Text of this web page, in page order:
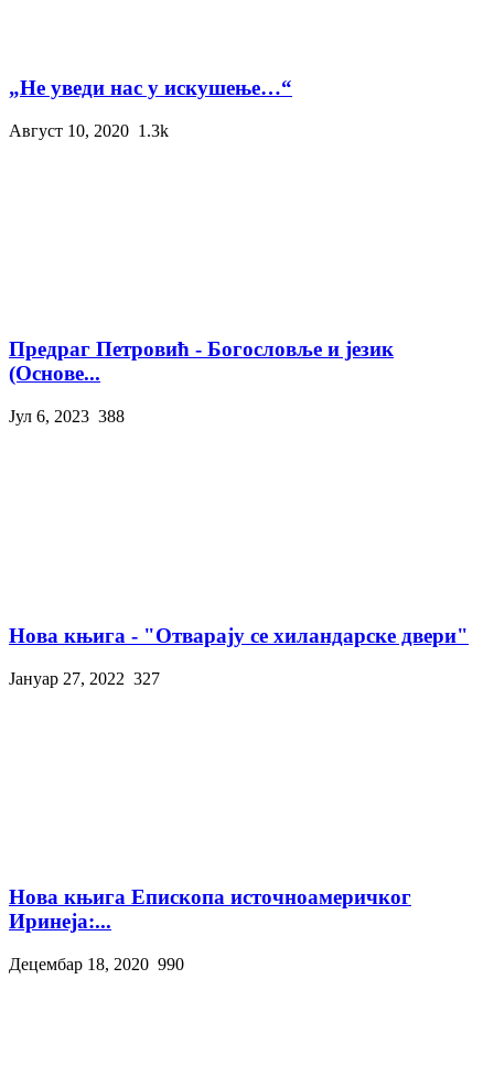
„Не уведи нас у искушење…“
Август 10, 2020 1.3k
Предраг Петровић - Богословље и језик
(Основе...
Јул 6, 2023 388
Нова књига - "Отварају се хиландарске двери"
Јануар 27, 2022 327
Нова књига Епископа источноамеричког
Иринеја:...
Децембар 18, 2020 990